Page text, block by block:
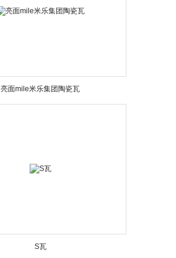
亮面mile米乐集团陶瓷瓦
S瓦